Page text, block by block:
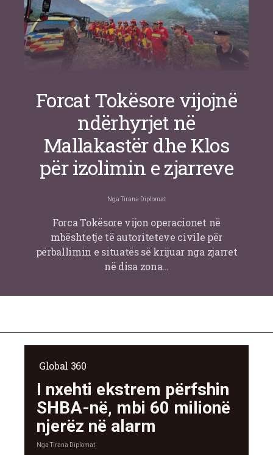
Forcat Tokësore vijojnë
ndërhyrjet në
Mallakastër dhe Klos
për izolimin e zjarreve
Nga Tirana Diplomat
Forca Tokësore vijon operacionet në
mbështetje të autoriteteve civile për
përballimin e situatës së krijuar nga zjarret
në disa zona…
Global 360
I nxehti ekstrem përfshin
SHBA-në, mbi 60 milionë
njerëz në alarm
NgaTirana Diplomat